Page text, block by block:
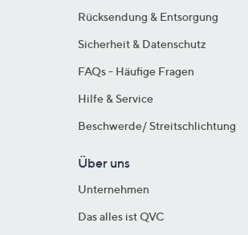
Rücksendung & Entsorgung
Sicherheit & Datenschutz
FAQs - Häufige Fragen
Hilfe & Service
Beschwerde/ Streitschlichtung
Über uns
Unternehmen
Das alles ist QVC